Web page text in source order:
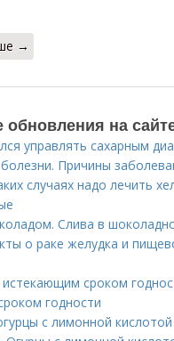
→
обновления на
управлять сахарным
Причины
случаях надо лечить
Слива в
о раке желудка и
сроком
годности
с лимонной